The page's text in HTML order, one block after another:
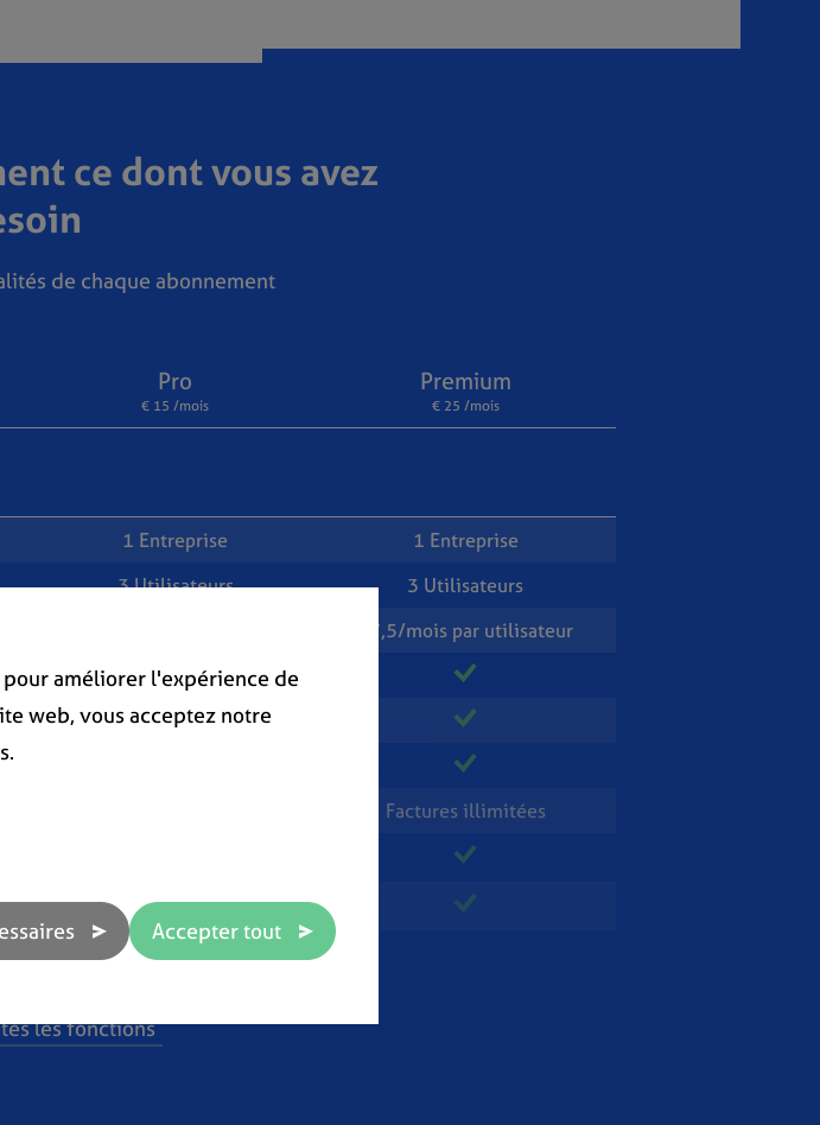
ce dont vous avez
de chaque abonnement
Pro
€ 15 /mois
Premium
€ 25 /mois
1 Entreprise
1 Entreprise
3 Utilisateurs
3 Utilisateurs
€7,5/mois par utilisateur
Factures illimitées
les fonctions
améliorer l'expérience de
web, vous acceptez notre